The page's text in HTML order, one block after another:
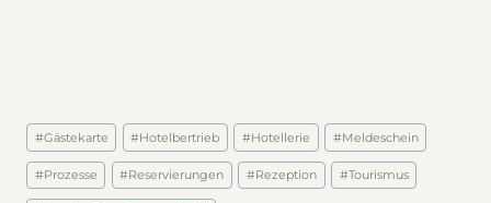
Schlagworte:
#Gästekarte #Hotelbertrieb #Hotellerie #Meldeschein
#Prozesse #Reservierungen #Rezeption #Tourismus